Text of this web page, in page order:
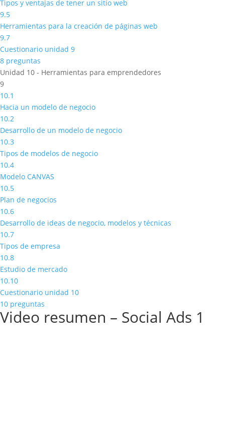
Tipos y ventajas de tener un sitio web
9.5
Herramientas para la creación de páginas web
9.7
Cuestionario unidad 9
8 preguntas
Unidad 10 - Herramientas para emprendedores
9
10.1
Hacia un modelo de negocio
10.2
Desarrollo de un modelo de negocio
10.3
Tipos de modelos de negocio
10.4
Modelo CANVAS
10.5
Plan de negocios
10.6
Desarrollo de ideas de negocio, modelos y técnicas
10.7
Tipos de empresa
10.8
Estudio de mercado
10.10
Cuestionario unidad 10
10 preguntas
Video resumen – Social Ads 1